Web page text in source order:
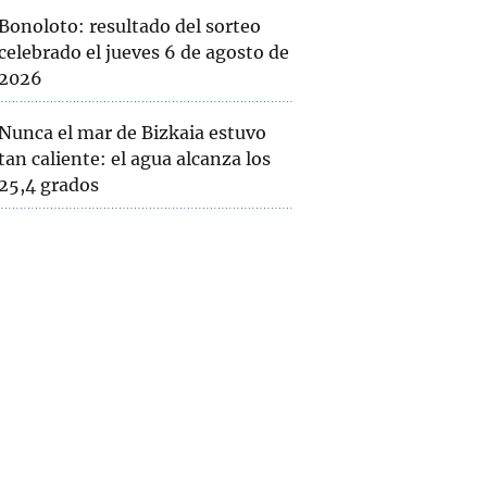
resultado del sorteo
el jueves 6 de agosto de
el mar de Bizkaia estuvo
caliente: el agua alcanza los
grados